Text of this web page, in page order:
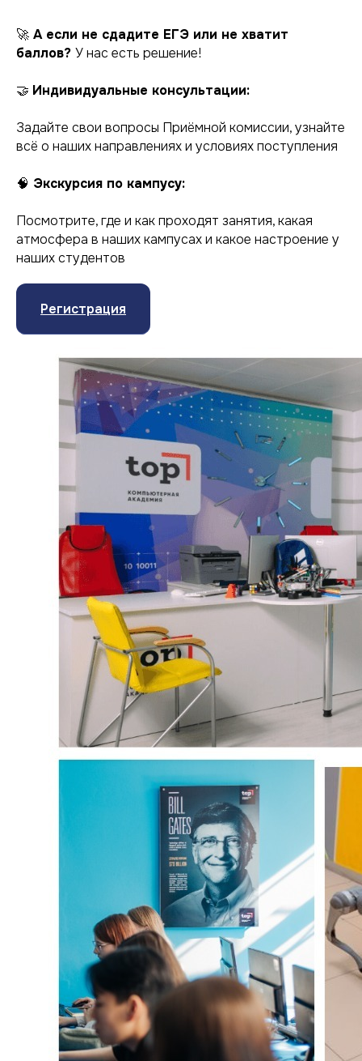
🚀 А если не сдадите ЕГЭ или не хватит
баллов? У нас есть решение!
🤝 Индивидуальные консультации:
Задайте свои вопросы Приёмной комиссии, узнайте
всё о наших направлениях и условиях поступления
🧠 Экскурсия по кампусу:
Посмотрите, где и как проходят занятия, какая
атмосфера в наших кампусах и какое настроение у
наших студентов
Регистрация